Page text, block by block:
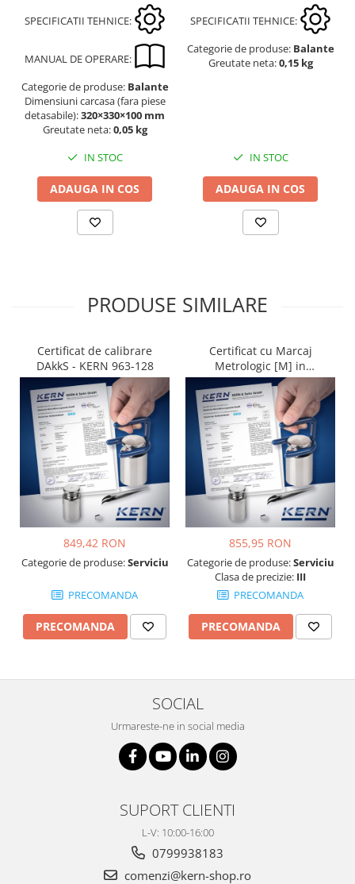
SPECIFICATII TEHNICE:
MANUAL DE OPERARE:
Categorie de produse: Balante
Dimensiuni carcasa (fara piese
detasabile):320×330×100 mm
Greutate neta:0,05 kg
IN STOC
ADAUGA IN COS
SPECIFICATII TEHNICE:
Categorie de produse: Balante
Greutate neta:0,15 kg
IN STOC
ADAUGA IN COS
PRODUSE SIMILARE
Certificat de calibrare
DAkkS - KERN 963-128
849,42 RON
Categorie de produse:Serviciu
PRECOMANDA
PRECOMANDA
Certificat cu Marcaj
Metrologic [M] in
conformitate cu NAWI
(2014/31/EU) - KERN 965-
228
855,95 RON
Categorie de produse:Serviciu
Clasa de precizie: III
PRECOMANDA
PRECOMANDA
SOCIAL
Urmareste-ne in social media
SUPORT CLIENTI
L-V: 10:00-16:00
0799938183
comenzi@kern-shop.ro